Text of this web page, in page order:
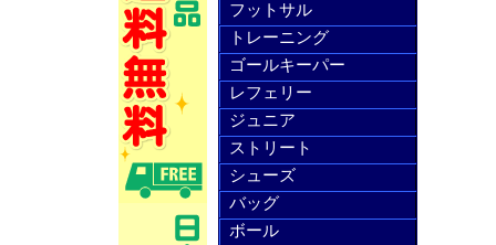
フットサル
トレーニング
ゴールキーパー
レフェリー
ジュニア
ストリート
シューズ
バッグ
ボール